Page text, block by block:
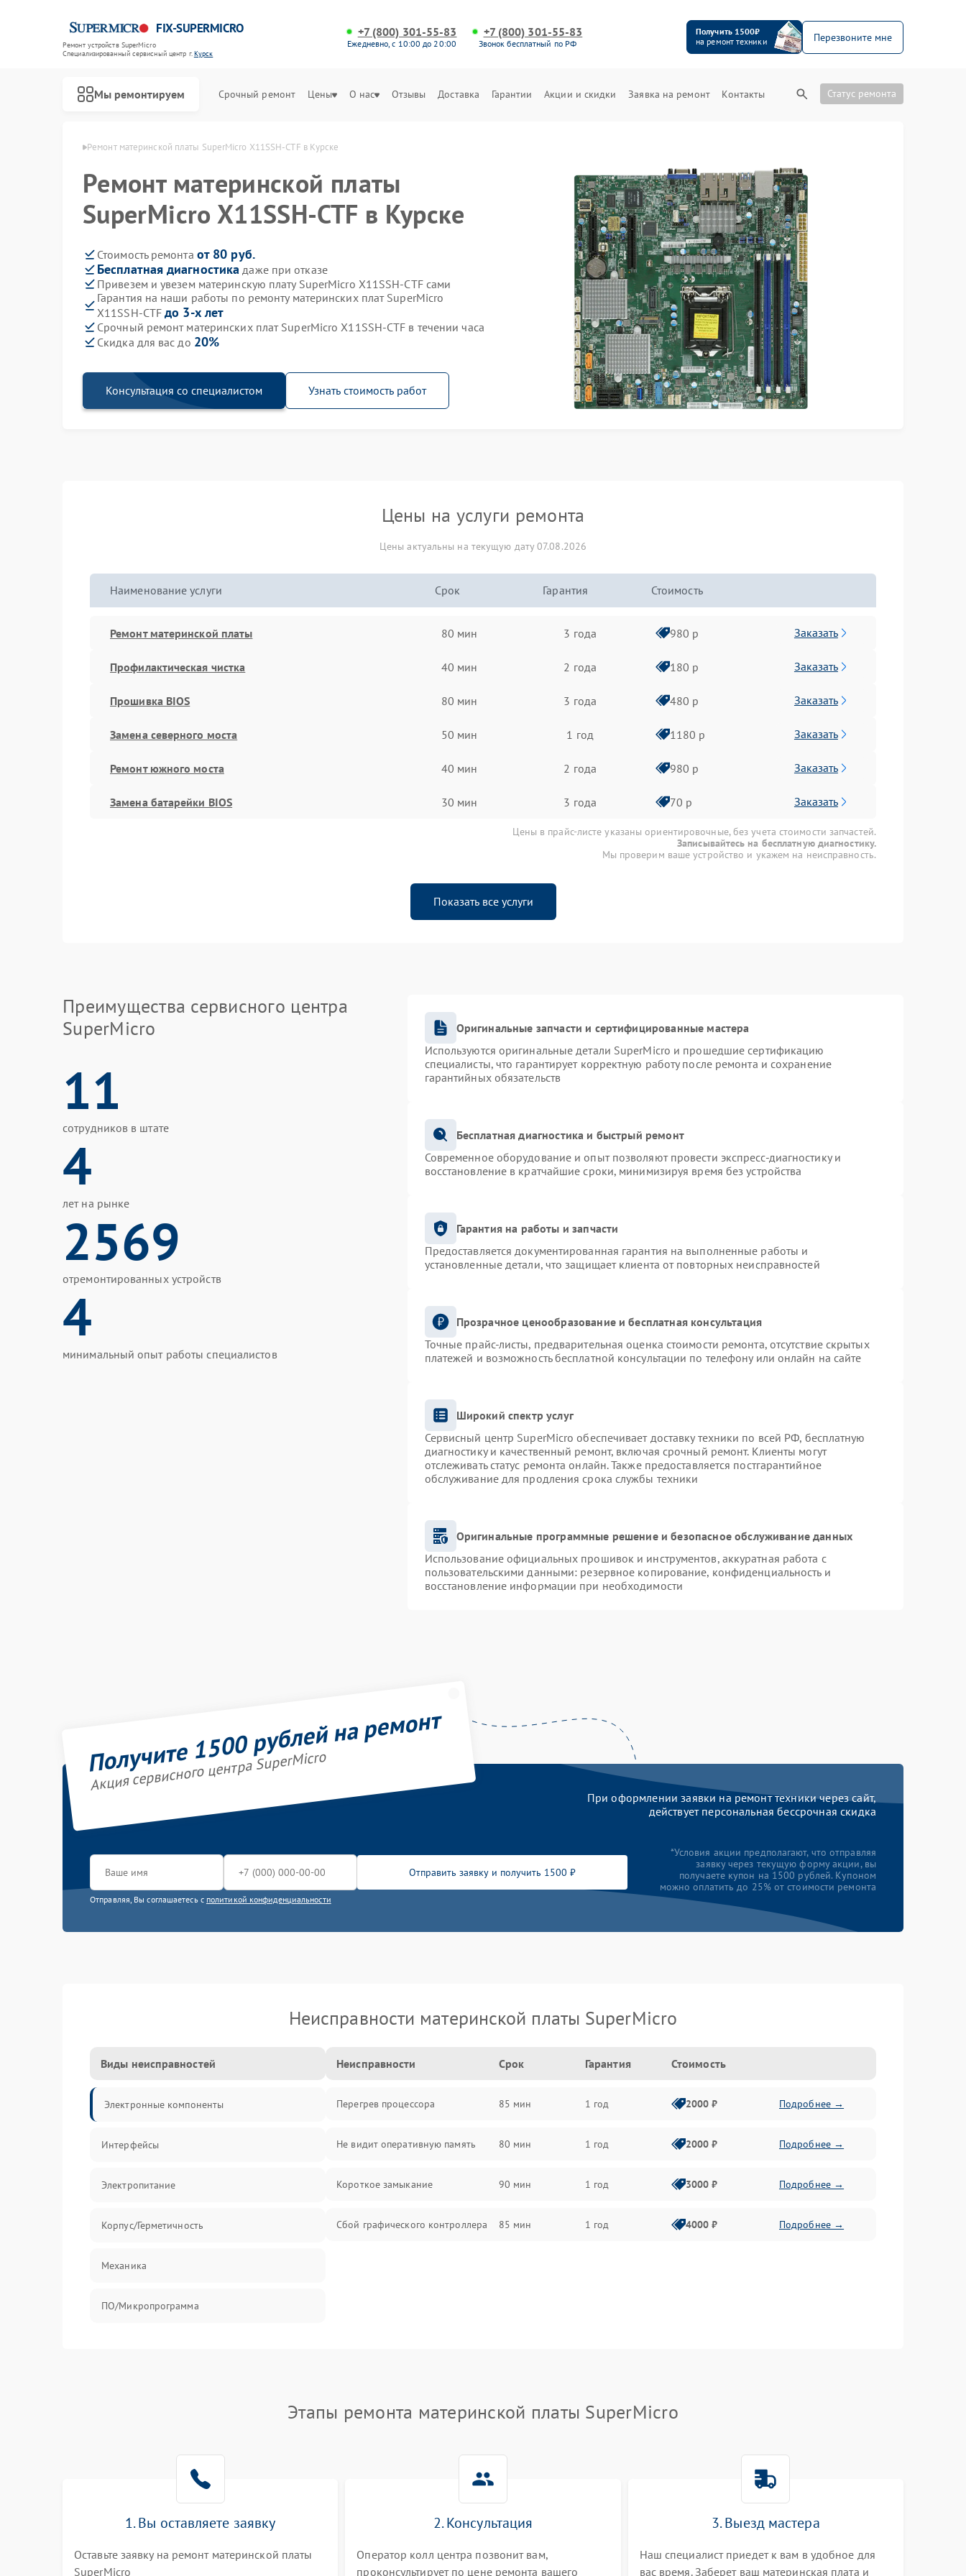
FIX-SUPERMICRO
Ремонт устройств SuperMicro
Специализированный cервисный центр г.Курск
+7 (800) 301-55-83
Ежедневно, с 10:00 до 20:00
+7 (800) 301-55-83
Звонок бесплатный по РФ
Получить 1500₽
на ремонт техники
Перезвоните мне
Мы ремонтируем Срочный ремонт Цены О нас Отзывы Доставка Гарантии Акции и скидки Заявка на ремонт Контакты Статус ремонта
в Курске Ремонт материнской платы SuperMicro X11SSH-CTF в Курске
Ремонт материнской платы
SuperMicro X11SSH-CTF в Курске
Стоимость ремонта от 80 руб.
Бесплатная диагностика даже при отказе
Привезем и увезем материнскую плату SuperMicro X11SSH-CTF сами
Гарантия на наши работы по ремонту материнских плат SuperMicro
X11SSH-CTFдо 3-х лет
Срочный ремонт материнских плат SuperMicro X11SSH-CTF в течении часа
Скидка для вас до 20%
Консультация со специалистом Узнать стоимость работ
Цены на услуги ремонта
Цены актуальны на текущую дату 07.08.2026
Наименование услуги Срок Гарантия Стоимость
Ремонт материнской платы 80 мин 3 года 980 р Заказать
Профилактическая чистка 40 мин 2 года 180 р Заказать
Прошивка BIOS 80 мин 3 года 480 р Заказать
Замена северного моста 50 мин 1 год 1180 р Заказать
Ремонт южного моста 40 мин 2 года 980 р Заказать
Замена батарейки BIOS 30 мин 3 года 70 р Заказать
Цены в прайс-листе указаны ориентировочные, без учета стоимости запчастей.
Записывайтесь на бесплатную диагностику.
Мы проверим ваше устройство и укажем на неисправность.
Показать все услуги
Преимущества сервисного центра
SuperMicro
11
сотрудников в штате
4
лет на рынке
2569
отремонтированных устройств
4
минимальный опыт работы специалистов
Оригинальные запчасти и сертифицированные мастера
Используются оригинальные детали SuperMicro и прошедшие сертификацию
специалисты, что гарантирует корректную работу после ремонта и сохранение
гарантийных обязательств
Бесплатная диагностика и быстрый ремонт
Современное оборудование и опыт позволяют провести экспресс-диагностику и
восстановление в кратчайшие сроки, минимизируя время без устройства
Гарантия на работы и запчасти
Предоставляется документированная гарантия на выполненные работы и
установленные детали, что защищает клиента от повторных неисправностей
Прозрачное ценообразование и бесплатная консультация
Точные прайс-листы, предварительная оценка стоимости ремонта, отсутствие скрытых
платежей и возможность бесплатной консультации по телефону или онлайн на сайте
Широкий спектр услуг
Сервисный центр SuperMicro обеспечивает доставку техники по всей РФ, бесплатную
диагностику и качественный ремонт, включая срочный ремонт. Клиенты могут
отслеживать статус ремонта онлайн. Также предоставляется постгарантийное
обслуживание для продления срока службы техники
Оригинальные программные решение и безопасное обслуживание данных
Использование официальных прошивок и инструментов, аккуратная работа с
пользовательскими данными: резервное копирование, конфиденциальность и
восстановление информации при необходимости
Получите 1500 рублей на ремонт
Акция сервисного центра SuperMicro
При оформлении заявки на ремонт техники через сайт,
действует персональная бессрочная скидка
Отправить заявку и получить 1500 ₽
Отправляя, Вы соглашаетесь с политикой конфиденциальности
*Условия акции предполагают, что отправляя
заявку через текущую форму акции, вы
получаете купон на 1500 рублей. Купоном
можно оплатить до 25% от стоимости ремонта
Неисправности материнской платы SuperMicro
Виды неисправностей
Электронные компоненты
Интерфейсы
Электропитание
Корпус/Герметичность
Механика
ПО/Микропрограмма
Неисправности Срок Гарантия Стоимость
Перегрев процессора 85 мин 1 год 2000 ₽ Подробнее →
Не видит оперативную память 80 мин 1 год 2000 ₽ Подробнее →
Короткое замыкание 90 мин 1 год 3000 ₽ Подробнее →
Сбой графического контроллера 85 мин 1 год 4000 ₽ Подробнее →
Этапы ремонта материнской платы SuperMicro
1. Вы оставляете заявку
Оставьте заявку на ремонт материнской платы
SuperMicro
2. Консультация
Оператор колл центра позвонит вам,
проконсультирует по цене ремонта вашего
3. Выезд мастера
Наш специалист приедет к вам в удобное для
вас время. Заберет ваш материнская плата и